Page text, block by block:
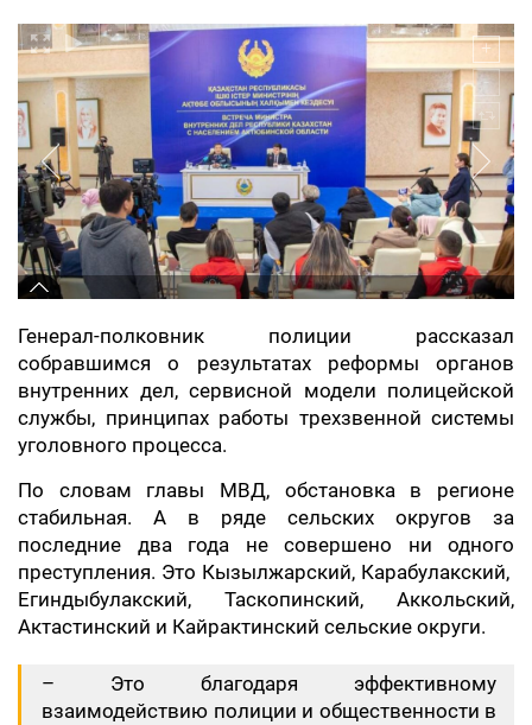
Генерал-полковник полиции рассказал
собравшимся о результатах реформы органов
внутренних дел, сервисной модели полицейской
службы, принципах работы трехзвенной системы
уголовного процесса.
По словам главы МВД, обстановка в регионе
стабильная. А в ряде сельских округов за
последние два года не совершено ни одного
преступления. Это Кызылжарский, Карабулакский,
Егиндыбулакский, Таскопинский, Аккольский,
Актастинский и Кайрактинский сельские округи.
– Это благодаря эффективному
взаимодействию полиции и общественности в